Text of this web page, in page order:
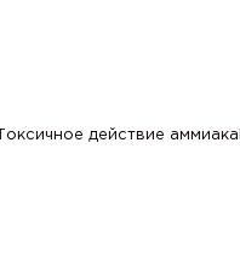
Токсичное действие аммиака